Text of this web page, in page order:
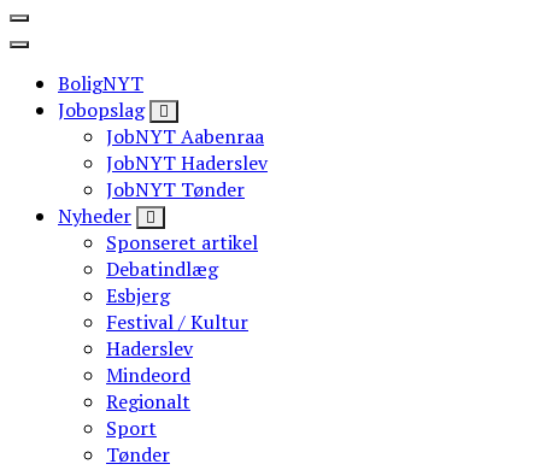
BoligNYT
Jobopslag
JobNYT Aabenraa
JobNYT Haderslev
JobNYT Tønder
Nyheder
Sponseret artikel
Debatindlæg
Esbjerg
Festival / Kultur
Haderslev
Mindeord
Regionalt
Sport
Tønder